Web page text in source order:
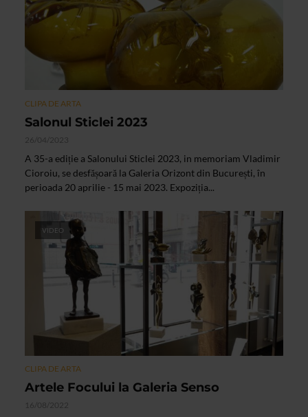
CLIPA DE ARTA
Salonul Sticlei 2023
26/04/2023
A 35-a ediție a Salonului Sticlei 2023, in memoriam Vladimir
Cioroiu, se desfășoară la Galeria Orizont din București, în
perioada 20 aprilie - 15 mai 2023. Expoziția...
VIDEO
CLIPA DE ARTA
Artele Focului la Galeria Senso
16/08/2022